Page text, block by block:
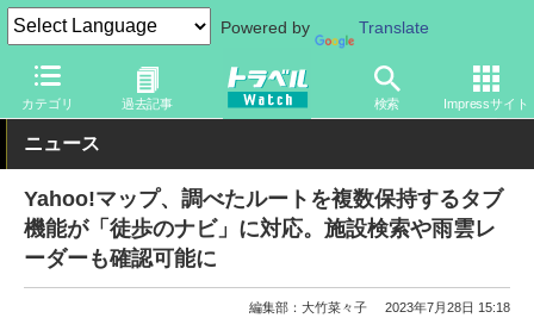
Powered by Translate
カテゴリ 過去記事 検索 Impressサイト
トラベル Watch 旅のアイテム スマホ・ルーター アプリ
ニュース
Yahoo!マップ、調べたルートを複数保持するタブ
機能が「徒歩のナビ」に対応。施設検索や雨雲レ
ーダーも確認可能に
編集部：大竹菜々子 2023年7月28日 15:18